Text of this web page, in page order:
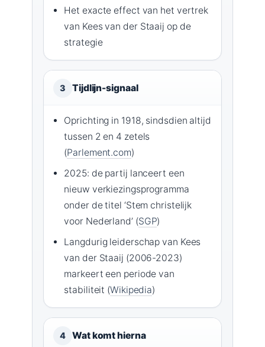
Het exacte effect van het vertrek
van Kees van der Staaij op de
strategie
3 Tijdlijn-signaal
Oprichting in 1918, sindsdien altijd
tussen 2 en 4 zetels
(Parlement.com)
2025: de partij lanceert een
nieuw verkiezingsprogramma
onder de titel ‘Stem christelijk
voor Nederland’ (SGP)
Langdurig leiderschap van Kees
van der Staaij (2006-2023)
markeert een periode van
stabiliteit (Wikipedia)
4 Wat komt hierna